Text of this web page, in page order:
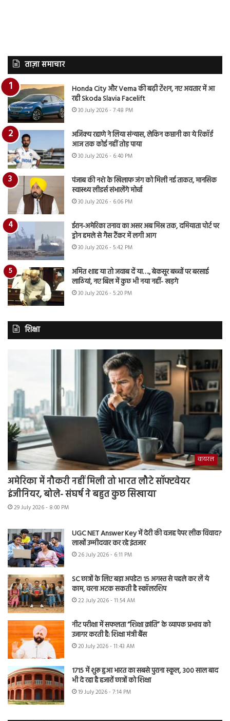
ताज़ा समाचार
Honda City और Verna की बढ़ी टेंशन, नए अवतार में आ
रही Skoda Slavia Facelift
30 July 2026 - 7:48 PM
अजिंक्य रहाणे ने लिया संन्यास, लेकिन कप्तानी का ये रिकॉर्ड
आज तक कोई नहीं तोड़ पाया
30 July 2026 - 6:40 PM
पंजाब की नशे के खिलाफ जंग को मिली नई ताकत, मानसिक
स्वास्थ्य लीडर्स संभालेंगे मोर्चा
30 July 2026 - 6:06 PM
ईरान-अमेरिका तनाव का असर अब मिस्र तक, दमियाता पोर्ट पर
ड्रोन हमले से गैस टैंकर में लगी आग
30 July 2026 - 5:42 PM
अमित शाह या तो जवाब दें या…., बेकसूर बच्चों पर बरसाई
लाठियां, नए बिल में कुछ भी नया नहीं- खड़गे
30 July 2026 - 5:20 PM
शिक्षा
वायरल
अमेरिका में नौकरी नहीं मिली तो भारत लौटे सॉफ्टवेयर
इंजीनियर, बोले- संघर्ष ने बहुत कुछ सिखाया
29 July 2026 - 8:00 PM
UGC NET Answer Key में देरी की वजह पेपर लीक विवाद?
लाखों उम्मीदवार कर रहे इंतजार
26 July 2026 - 6:11 PM
SC छात्रों के लिए बड़ा अपडेट! 15 अगस्त से पहले कर लें ये
काम, वरना अटक सकती है स्कॉलरशिप
22 July 2026 - 11:54 AM
नीट परीक्षा में सफलता “शिक्षा क्रांति” के व्यापक प्रभाव को
उजागर करती है: शिक्षा मंत्री बैंस
20 July 2026 - 11:43 AM
1715 में शुरू हुआ भारत का सबसे पुराना स्कूल, 300 साल बाद
भी दे रहा है हजारों छात्रों को शिक्षा
19 July 2026 - 7:14 PM